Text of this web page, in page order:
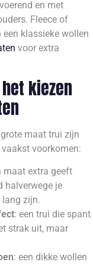
en met
Fleece of
klassieke wollen
voor extra
kiezen
maat trui zijn
voorkomen:
maat extra geeft
halverwege je
lang zijn.
: een trui die spant
strak uit, maar
: een dikke wollen